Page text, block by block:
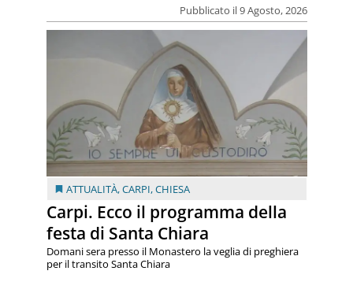
Pubblicato il 9 Agosto, 2026
ATTUALITÀ,CARPI,CHIESA
Carpi. Ecco il programma della
festa di Santa Chiara
Domani sera presso il Monastero la veglia di preghiera
per il transito Santa Chiara